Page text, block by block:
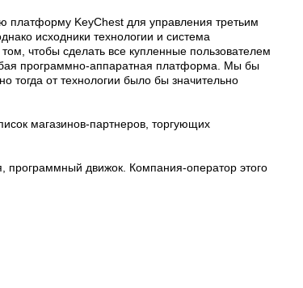
платформу KeyChest для управления третьим
исходники технологии и система
чтобы сделать все купленные пользователем
программно-аппаратная платформа. Мы бы
тогда от технологии было бы значительно
магазинов-партнеров, торгующих
программный движок. Компания-оператор этого